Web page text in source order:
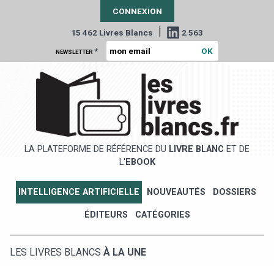
CONNEXION
15 462 Livres Blancs | 2 563
NEWSLETTER *
LA PLATEFORME DE RÉFÉRENCE DU LIVRE BLANC ET DE
L' EBOOK
INTELLIGENCE ARTIFICIELLE NOUVEAUTÉS DOSSIERS
ÉDITEURS CATÉGORIES
LES LIVRES BLANCS À LA UNE